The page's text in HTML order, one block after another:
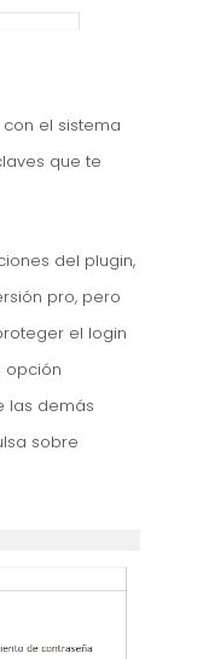
el sistema
que te
del plugin,
pro, pero
el login
opción
las demás
sobre